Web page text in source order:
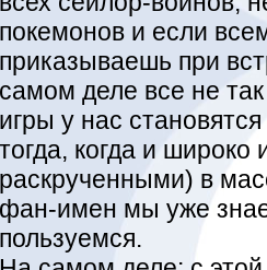
покемонов и если
приказываешь при
самом деле все не
игры у нас
тогда, когда и
раскрученными) в
фан-имен мы уже
пользуемся.